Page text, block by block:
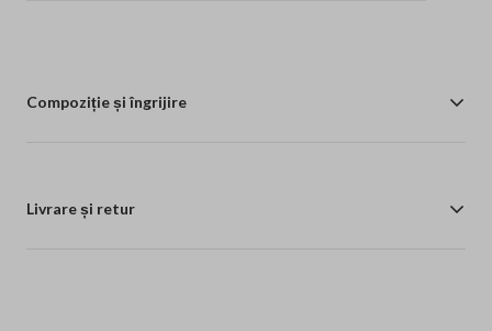
Compoziție și îngrijire
Livrare și retur